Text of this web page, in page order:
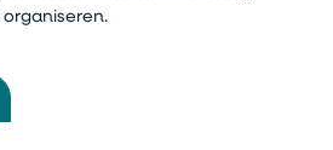
organiseren.